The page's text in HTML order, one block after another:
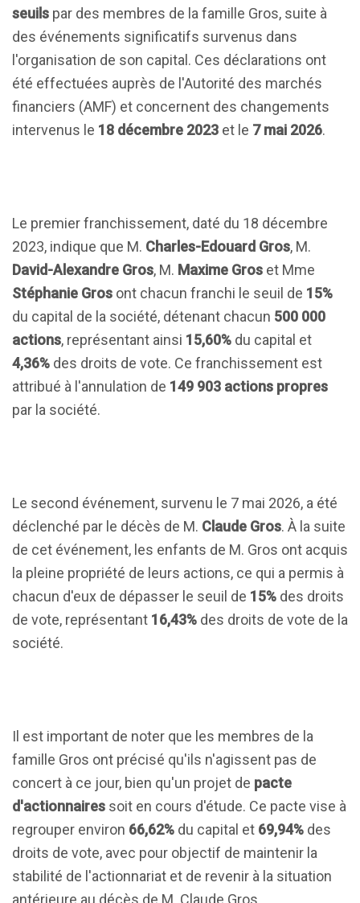
seuils par des membres de la famille Gros, suite à
des événements significatifs survenus dans
l'organisation de son capital. Ces déclarations ont
été effectuées auprès de l'Autorité des marchés
financiers (AMF) et concernent des changements
intervenus le 18 décembre 2023 et le 7 mai 2026.
Le premier franchissement, daté du 18 décembre
2023, indique que M. Charles-Edouard Gros, M.
David-Alexandre Gros, M. Maxime Gros et Mme
Stéphanie Gros ont chacun franchi le seuil de 15%
du capital de la société, détenant chacun 500 000
actions, représentant ainsi 15,60% du capital et
4,36% des droits de vote. Ce franchissement est
attribué à l'annulation de 149 903 actions propres
par la société.
Le second événement, survenu le 7 mai 2026, a été
déclenché par le décès de M. Claude Gros. À la suite
de cet événement, les enfants de M. Gros ont acquis
la pleine propriété de leurs actions, ce qui a permis à
chacun d'eux de dépasser le seuil de 15% des droits
de vote, représentant 16,43% des droits de vote de la
société.
Il est important de noter que les membres de la
famille Gros ont précisé qu'ils n'agissent pas de
concert à ce jour, bien qu'un projet de pacte
d'actionnaires soit en cours d'étude. Ce pacte vise à
regrouper environ 66,62% du capital et 69,94% des
droits de vote, avec pour objectif de maintenir la
stabilité de l'actionnariat et de revenir à la situation
antérieure au décès de M. Claude Gros.